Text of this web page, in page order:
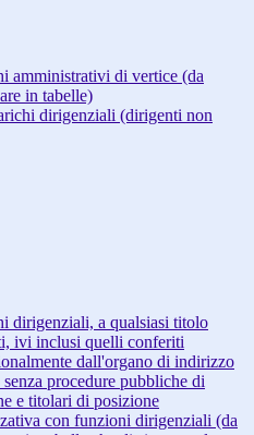
amministrativi di vertice (da
in tabelle)
dirigenziali (dirigenti non
dirigenziali, a qualsiasi titolo
ivi inclusi quelli conferiti
dall'organo di indirizzo
procedure pubbliche di
e titolari di posizione
con funzioni dirigenziali (da